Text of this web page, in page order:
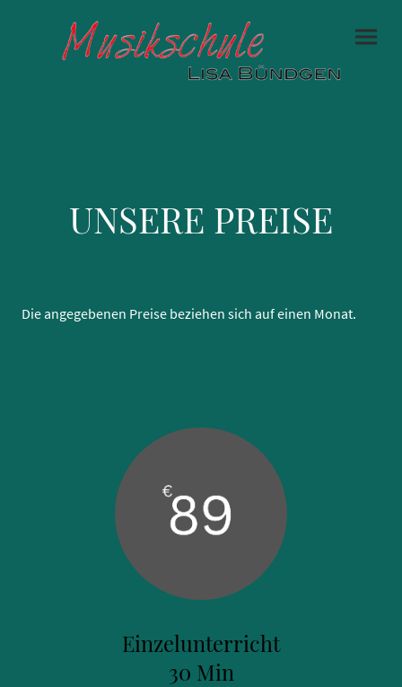
UNSERE PREISE
Die angegebenen Preise beziehen sich auf einen Monat.
Einzelunterricht
30 Min